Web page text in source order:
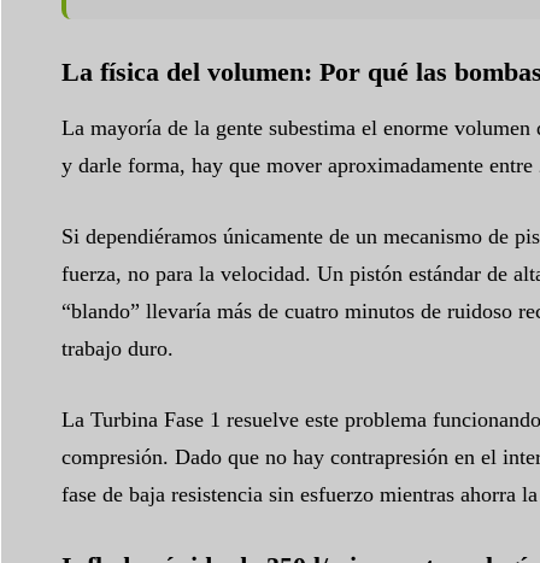
La física del volumen: Por qué las
La mayoría de la gente subestima el enorme
y darle forma, hay que mover aproximadamente
Si dependiéramos únicamente de un mecanismo de
fuerza, no para la velocidad. Un pistón estándar de
“blando” llevaría más de cuatro minutos de ruidoso
trabajo duro.
La Turbina Fase 1 resuelve este problema
compresión. Dado que no hay contrapresión en el
fase de baja resistencia sin esfuerzo mientras ahorra